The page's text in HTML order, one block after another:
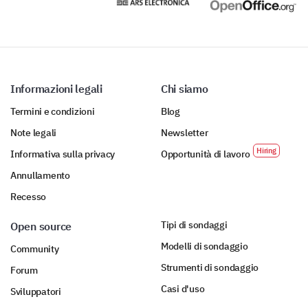
Quietness
Do you have any suggestions on how we can
We’re Almost Done! Just a Few More
Questions
Your feedback is crucial to us, and we're almost to
Informazioni legali
Termini e condizioni
Note legali
Informativa sulla privacy
Annullamento
Recesso
Chi siamo
Blog
Newsletter
Opportunità di lavoro
Open source
Community
Forum
Sviluppatori
Tipi di sondaggi
Modelli di sondaggio
Strumenti di sondaggio
Casi d'uso